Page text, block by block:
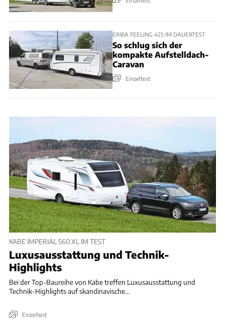
ERIBA FEELING 425 IM DAUERTEST
So schlug sich der
kompakte Aufstelldach-
Caravan
Einzeltest
KABE IMPERIAL 560 XL IM TEST
Luxusausstattung und Technik-
Highlights
Bei der Top-Baureihe von Kabe treffen Luxusausstattung und
Technik-Highlights auf skandinavische...
Einzeltest